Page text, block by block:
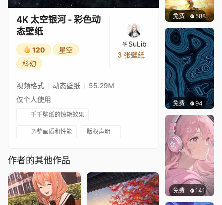
4K 太空银河 - 彩色动
态壁纸
120
星空
科幻
⛧SuLib
3 张壁纸
视频格式 动态壁纸
55.29M
仅个人使用
千千壁纸的惊艳效果
调整画质和性能 版权声明
作者的其他作品
免费 588小鬼
免费 94
免费 141哆啦